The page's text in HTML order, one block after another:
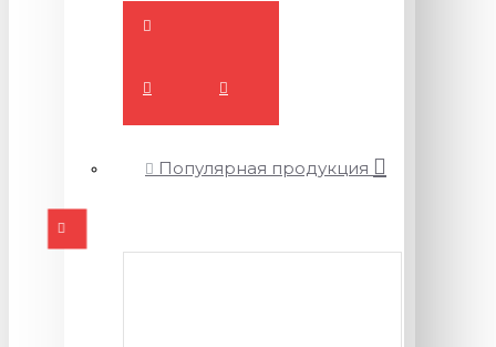
Популярная продукция